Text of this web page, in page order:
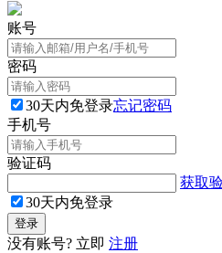
账号
密码
30天内免登录忘记密码
手机号
验证码
获取
30天内免登录
没有账号? 立即 注册